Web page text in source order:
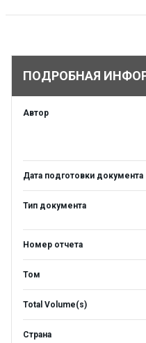
ПОДРОБНАЯ
Автор
Дата подготовки документа
Тип документа
Номер отчета
Том
Total Volume(s)
Страна